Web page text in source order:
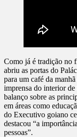
Como já é tradição no
abriu as portas do
para um café da
imprensa do interior
balanço sobre as
em áreas como
do Executivo goiano
destacou “a
pessoas”.